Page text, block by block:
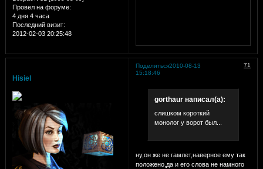
Провел на форуме:
4 дня 4 часа
Последний визит:
2012-02-03 20:25:48
Поделиться 71
2010-08-13
15:18:46
Hisiel
gorthaur написал(а):
слишком короткий
монолог у ворот был...
ну,он же не гамлет,наверное ему так
положено,да и его слова не намного